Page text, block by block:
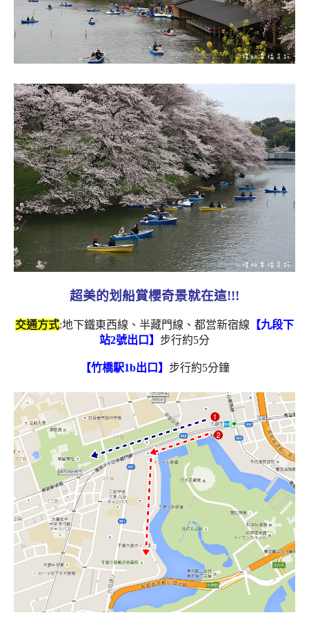
超美的划船賞櫻奇景就在這!!!
交通方式:地下鐵東西線、半藏門線、都営新宿線 【九段下
站2號出口】 步行約5分
【竹橋駅1b出口】 步行約5分鐘